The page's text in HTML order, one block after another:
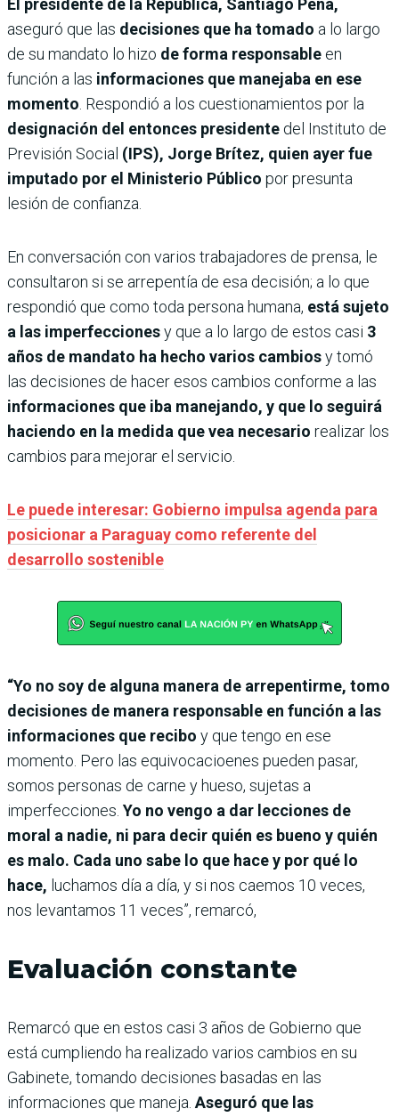
El presidente de la República, Santiago Peña,
aseguró que las decisiones que ha tomado a lo largo
de su mandato lo hizo de forma responsable en
función a las informaciones que manejaba en ese
momento . Respondió a los cuestionamientos por la
designación del entonces presidente del Instituto de
Previsión Social (IPS), Jorge Brítez, quien ayer fue
imputado por el Ministerio Público por presunta
lesión de confianza.
En conversación con varios trabajadores de prensa, le
consultaron si se arrepentía de esa decisión; a lo que
respondió que como toda persona humana, está sujeto
a las imperfeccionesy que a lo largo de estos casi 3
años de mandato ha hecho varios cambiosy tomó
las decisiones de hacer esos cambios conforme a las
informaciones que iba manejando, y que lo seguirá
haciendo en la medida que vea necesario realizar los
cambios para mejorar el servicio.
Le puede interesar: Gobierno impulsa agenda para
posicionar a Paraguay como referente del
desarrollo sostenible
“Yo no soy de alguna manera de arrepentirme, tomo
decisiones de manera responsable en función a las
informaciones que recibo y que tengo en ese
momento. Pero las equivocacioenes pueden pasar,
somos personas de carne y hueso, sujetas a
imperfecciones. Yo no vengo a dar lecciones de
moral a nadie, ni para decir quién es bueno y quién
es malo. Cada uno sabe lo que hace y por qué lo
hace, luchamos día a día, y si nos caemos 10 veces,
nos levantamos 11 veces”, remarcó,
Evaluación constante
Remarcó que en estos casi 3 años de Gobierno que
está cumpliendo ha realizado varios cambios en su
Gabinete, tomando decisiones basadas en las
informaciones que maneja. Aseguró que las